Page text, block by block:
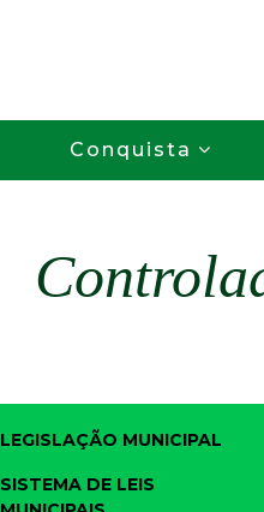
Conquista
LEGISLAÇÃO MUNICIPAL
SISTEMA DE LEIS